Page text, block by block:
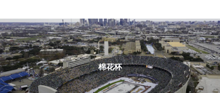
棉花杯